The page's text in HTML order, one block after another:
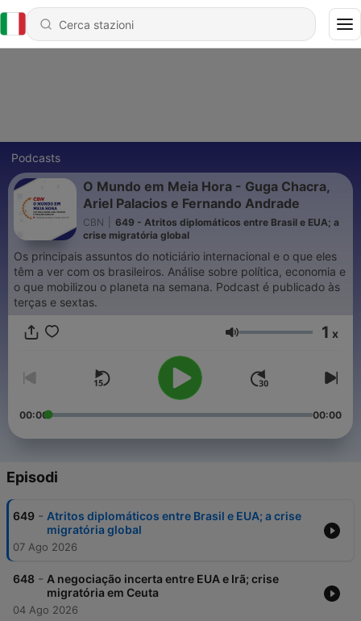
Podcasts
O Mundo em Meia Hora - Guga Chacra,
Ariel Palacios e Fernando Andrade
CBN
649 - Atritos diplomáticos entre Brasil e EUA; a
crise migratória global
Os principais assuntos do noticiário internacional e o que eles
têm a ver com os brasileiros. Análise sobre política, economia e
o que mobilizou o planeta na semana. Podcast é publicado às
terças e sextas.
Volume 1 x
00:00 00:00
Episodi
649 - Atritos diplomáticos entre Brasil e EUA; a crise
migratória global
07 Ago 2026
648 - A negociação incerta entre EUA e Irã; crise
migratória em Ceuta
04 Ago 2026